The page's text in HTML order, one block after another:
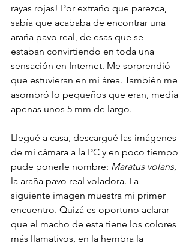
rayas rojas! Por extraño que parezca,
sabía que acababa de encontrar una
araña pavo real, de esas que se
estaban convirtiendo en toda una
sensación en Internet. Me sorprendió
que estuvieran en mi área. También me
asombró lo pequeños que eran, medía
apenas unos 5 mm de largo.
Llegué a casa, descargué las imágenes
de mi cámara a la PC y en poco tiempo
pude ponerle nombre: Maratus volans,
la araña pavo real voladora. La
siguiente imagen muestra mi primer
encuentro. Quizá es oportuno aclarar
que el macho de esta tiene los colores
más llamativos, en la hembra la